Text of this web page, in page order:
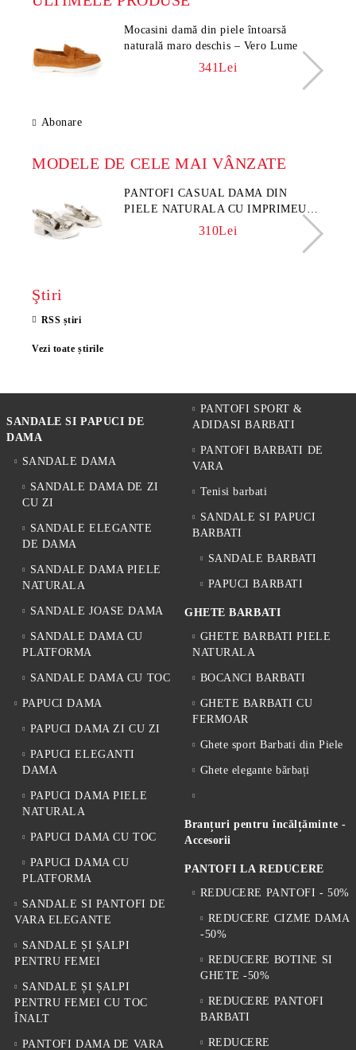
Mocasini damă din piele întoarsă
naturală maro deschis – Vero Lume
341Lei
Abonare
MODELE DE CELE MAI VÂNZATE
PANTOFI CASUAL DAMA DIN
PIELE NATURALA CU IMPRIMEU
FLORAL - MODEL LUNA
310Lei
Ştiri
RSS știri
Vezi toate știrile
SANDALE SI PAPUCI DE
DAMA
SANDALE DAMA
SANDALE DAMA DE ZI
CU ZI
SANDALE ELEGANTE
DE DAMA
SANDALE DAMA PIELE
NATURALA
SANDALE JOASE DAMA
SANDALE DAMA CU
PLATFORMA
SANDALE DAMA CU TOC
PAPUCI DAMA
PAPUCI DAMA ZI CU ZI
PAPUCI ELEGANTI
DAMA
PAPUCI DAMA PIELE
NATURALA
PAPUCI DAMA CU TOC
PAPUCI DAMA CU
PLATFORMA
SANDALE SI PANTOFI DE
VARA ELEGANTE
SANDALE ȘI ȘALPI
PENTRU FEMEI
SANDALE ȘI ȘALPI
PENTRU FEMEI CU TOC
ÎNALT
PANTOFI DAMA DE VARA
PANTOFI SPORT &
ADIDASI BARBATI
PANTOFI BARBATI DE
VARA
Tenisi barbati
SANDALE SI PAPUCI
BARBATI
SANDALE BARBATI
PAPUCI BARBATI
GHETE BARBATI
GHETE BARBATI PIELE
NATURALA
BOCANCI BARBATI
GHETE BARBATI CU
FERMOAR
Ghete sport Barbati din Piele
Ghete elegante bărbați
Branțuri pentru încălțăminte -
Accesorii
PANTOFI LA REDUCERE
REDUCERE PANTOFI - 50%
REDUCERE CIZME DAMA
-50%
REDUCERE BOTINE SI
GHETE -50%
REDUCERE PANTOFI
BARBATI
REDUCERE